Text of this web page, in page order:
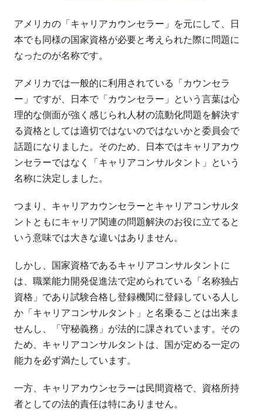
アメリカの「キャリアカウンセラー」を元にして、日
本でも同様の国家資格が必要と考えられた際に問題に
なったのが名称です。
アメリカでは一般的に利用されている「カウンセラ
ー」ですが、日本で「カウンセラー」という言葉は心
理的な側面が強く感じられ人材の流動化問題を解決す
る資格としては適切ではないのではないかと委員会で
話題になりました。そのため、日本ではキャリアカウ
ンセラーではなく「キャリアコンサルタント」という
名称に決定しました。
つまり、キャリアカウンセラーとキャリアコンサルタ
ントともにキャリア関連の問題解決のお役に立てると
いう意味では大きな違いはありません。
しかし、国家資格であるキャリアコンサルタントに
は、職業能力開発促進法で定められている「名称独占
資格」であり試験合格し登録機関に登録している人し
か「キャリアコンサルタント」と名乗ることは出来ま
せんし、「守秘義務」が法的に課されています。その
ため、キャリアコンサルタントは、国が定める一定の
能力を必ず満たしています。
一方、キャリアカウンセラーは民間資格で、資格所持
者としての法的責任は特にありません。